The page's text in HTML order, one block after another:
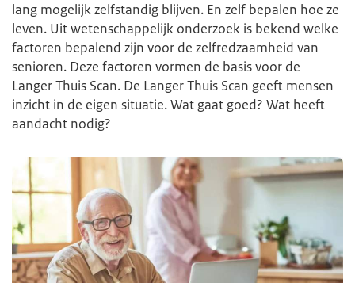
lang mogelijk zelfstandig blijven. En zelf bepalen hoe ze
leven. Uit wetenschappelijk onderzoek is bekend welke
factoren bepalend zijn voor de zelfredzaamheid van
senioren. Deze factoren vormen de basis voor de
Langer Thuis Scan. De Langer Thuis Scan geeft mensen
inzicht in de eigen situatie. Wat gaat goed? Wat heeft
aandacht nodig?